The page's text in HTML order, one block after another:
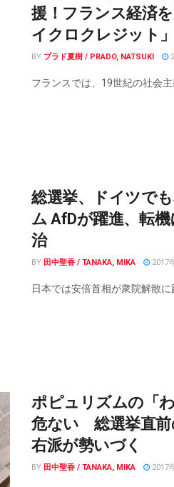
援！フランス経済
イクロクレジット
BY プラド夏樹 / PRADO, NATSUKI
フランスでは、19世紀の社会主
総選挙、ドイツで
ム AfDが躍進、転
治
BY 田中聖香 / TANAKA, MIKA 2017
日本では安倍首相が衆院解散に
ポピュリズムの「
危ない 総選挙直前
右派が勢いづく
BY 田中聖香 / TANAKA, MIKA 2017